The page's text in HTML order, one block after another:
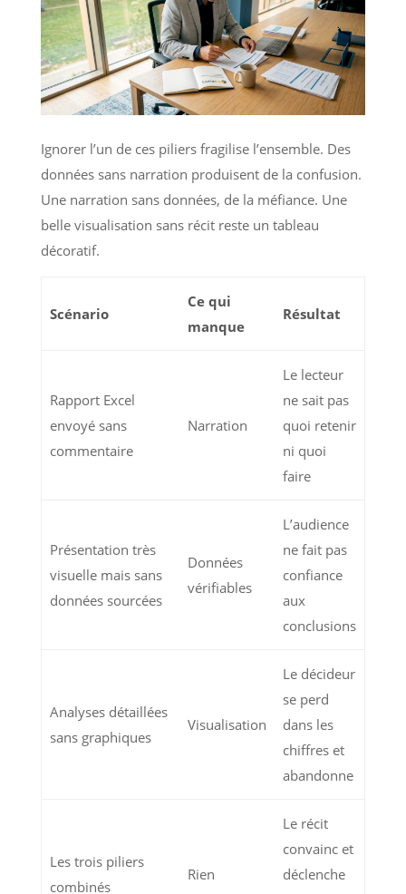
Ignorer l’un de ces piliers fragilise l’ensemble. Des
données sans narration produisent de la confusion.
Une narration sans données, de la méfiance. Une
belle visualisation sans récit reste un tableau
décoratif.
Scénario
Ce qui
manque
Résultat
Rapport Excel
envoyé sans
commentaire
Narration
Le lecteur
ne sait pas
quoi retenir
ni quoi
faire
Présentation très
visuelle mais sans
données sourcées
Données
vérifiables
L’audience
ne fait pas
confiance
aux
conclusions
Analyses détaillées
sans graphiques
Visualisation
Le décideur
se perd
dans les
chiffres et
abandonne
Les trois piliers
combinés
Rien
Le récit
convainc et
déclenche